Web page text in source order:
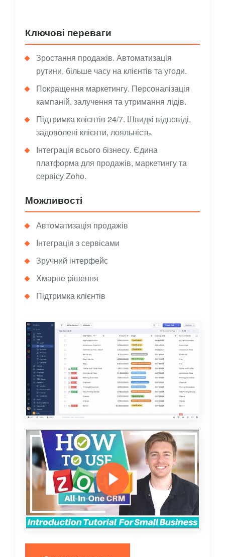
Ключові переваги
Зростання продажів. Автоматизація
рутини, більше часу на клієнтів та угоди.
Покращення маркетингу. Персоналізація
кампаній, залучення та утримання лідів.
Підтримка клієнтів 24/7. Швидкі відповіді,
задоволені клієнти, лояльність.
Інтеграція всього бізнесу. Єдина
платформа для продажів, маркетингу та
сервісу Zoho.
Можливості
Автоматизація продажів
Інтеграція з сервісами
Зручний інтерфейс
Хмарне рішення
Підтримка клієнтів